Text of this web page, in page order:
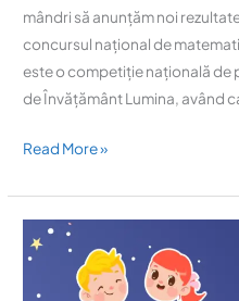
mândri să anunțăm noi
concursul național de
este o competiție națională de
de Învățământ Lumina, având
Read More »
Start
înscrieri
grădiniță!